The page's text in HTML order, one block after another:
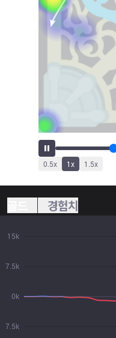
0.5x 1x 1.5x
경험치
7.5k
0k
7.5k
15k